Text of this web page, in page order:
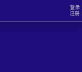
登录
注册